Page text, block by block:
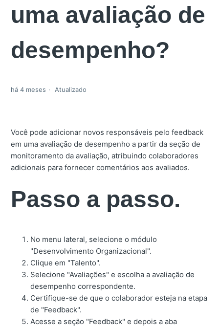
uma avaliação de
desempenho?
há 4 meses Atualizado
Você pode adicionar novos responsáveis pelo feedback
em uma avaliação de desempenho a partir da seção de
monitoramento da avaliação, atribuindo colaboradores
adicionais para fornecer comentários aos avaliados.
Passo a passo.
No menu lateral, selecione o módulo
"Desenvolvimento Organizacional".
Clique em "Talento".
Selecione "Avaliações" e escolha a avaliação de
desempenho correspondente.
Certifique-se de que o colaborador esteja na etapa
de "Feedback".
Acesse a seção "Feedback" e depois a aba